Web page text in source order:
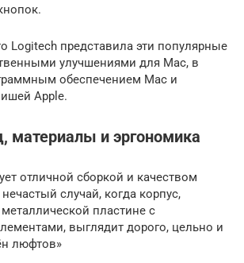
Logitech представила эти популярные
улучшениями для Mac, в
обеспечением Mac и
Apple.
материалы и эргономика
отличной сборкой и качеством
случай, когда корпус,
пластине с
выглядит дорого, цельно и
люфтов»